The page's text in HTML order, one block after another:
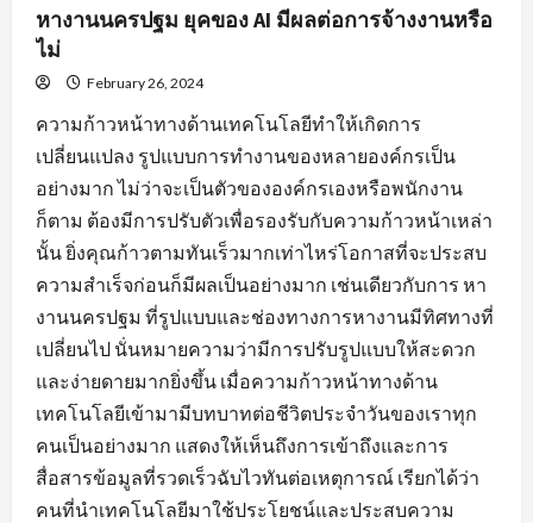
หางานนครปฐม ยุคของ AI มีผลต่อการจ้างงานหรือ
ไม่
February 26, 2024
ความก้าวหน้าทางด้านเทคโนโลยีทำให้เกิดการ
เปลี่ยนแปลง รูปแบบการทำงานของหลายองค์กรเป็น
อย่างมาก ไม่ว่าจะเป็นตัวขององค์กรเองหรือพนักงาน
ก็ตาม ต้องมีการปรับตัวเพื่อรองรับกับความก้าวหน้าเหล่า
นั้น ยิ่งคุณก้าวตามทันเร็วมากเท่าไหร่โอกาสที่จะประสบ
ความสำเร็จก่อนก็มีผลเป็นอย่างมาก เช่นเดียวกับการ หา
งานนครปฐม ที่รูปแบบและช่องทางการหางานมีทิศทางที่
เปลี่ยนไป นั่นหมายความว่ามีการปรับรูปแบบให้สะดวก
และง่ายดายมากยิ่งขึ้น เมื่อความก้าวหน้าทางด้าน
เทคโนโลยีเข้ามามีบทบาทต่อชีวิตประจำวันของเราทุก
คนเป็นอย่างมาก แสดงให้เห็นถึงการเข้าถึงและการ
สื่อสารข้อมูลที่รวดเร็วฉับไวทันต่อเหตุการณ์ เรียกได้ว่า
คนที่นำเทคโนโลยีมาใช้ประโยชน์และประสบความ